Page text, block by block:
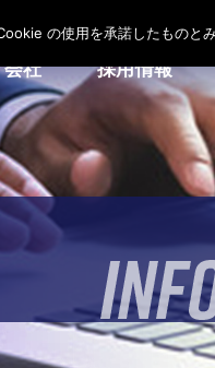
社 採用情報
の使用を承諾したものとみ